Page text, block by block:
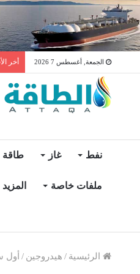
الجمعة, أغسطس 7 2026 أخر
نفط غاز طاقة
ملفات خاصة المزيد
الرئيسية / هيدروجين / أول